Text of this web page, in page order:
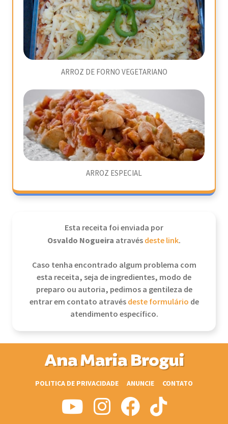
ARROZ DE FORNO VEGETARIANO
ARROZ ESPECIAL
Esta receita foi enviada por
Osvaldo Nogueira atravésdeste link.
Caso tenha encontrado algum problema com
esta receita, seja de ingredientes, modo de
preparo ou autoria, pedimos a gentileza de
entrar em contato atravésdeste formulário de
atendimento específico.
Ana Maria Brogui
POLITICA DE PRIVACIDADE ANUNCIE CONTATO